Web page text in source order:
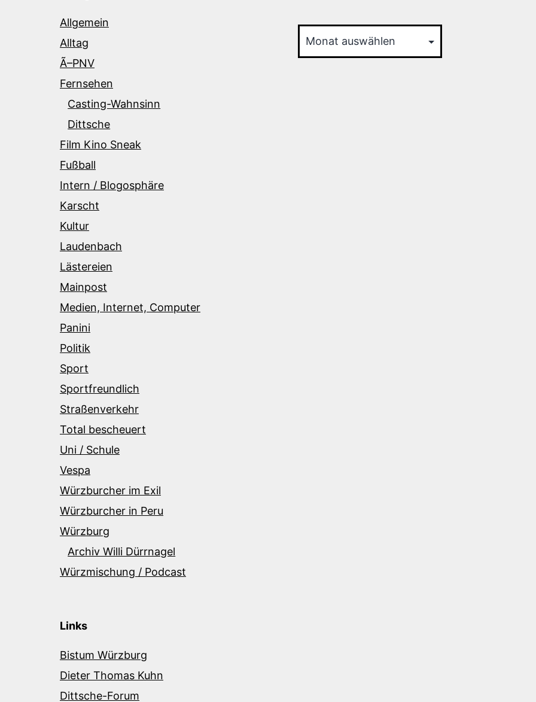
Allgemein
Alltag
Ã–PNV
Fernsehen
Casting-Wahnsinn
Dittsche
Film Kino Sneak
Fußball
Intern / Blogosphäre
Karscht
Kultur
Laudenbach
Lästereien
Mainpost
Medien, Internet, Computer
Panini
Politik
Sport
Sportfreundlich
Straßenverkehr
Total bescheuert
Uni / Schule
Vespa
Würzburcher im Exil
Würzburcher in Peru
Würzburg
Archiv Willi Dürrnagel
Würzmischung / Podcast
Links
Bistum Würzburg
Dieter Thomas Kuhn
Dittsche-Forum